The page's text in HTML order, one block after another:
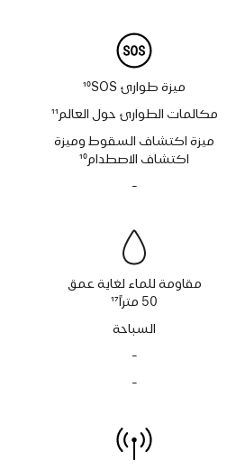
ميزة طوارئ SOS‏
10
مكالمات الطوارئ حول العالم11
ميزة اكتشاف السقوط وميزة
اكتشاف الاصطدام10
-
الإنذار
مقاومة للماء لغاية عمق
50 متراً
17
السباحة
-
حتى
6 أمتار
-
درجة
حرارة الماء